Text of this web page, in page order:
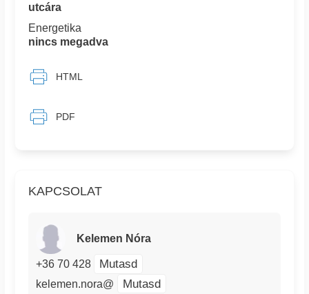
KAPCSOLAT
Kelemen Nóra
+36 70 428 Mutasd
kelemen.nora@ Mutasd
utcára
Energetika
nincs megadva
HTML
PDF